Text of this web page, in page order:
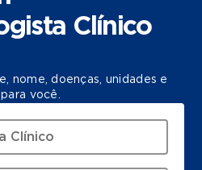
Clínico
nome, doenças, unidades e
você.